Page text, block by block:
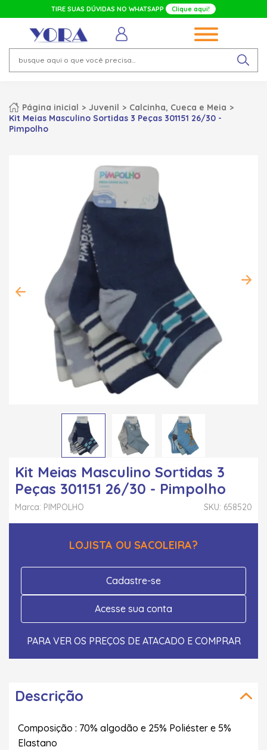
TIRE SUAS DÚVIDAS NO WHATSAPP Clique aqui!
Página inicial Juvenil
Calcinha, Cueca e Meia
Kit Meias Masculino Sortidas 3 Peças 301151 26/30 -
Pimpolho
Kit Meias Masculino Sortidas 3
Peças 301151 26/30 - Pimpolho
SKU: 658520
Marca: PIMPOLHO
LOJISTA OU SACOLEIRA?
Cadastre-se
Acesse sua conta
PARA VER OS PREÇOS DE ATACADO E COMPRAR
Descrição
Composição : 70% algodão e 25% Poliéster e 5%
Elastano